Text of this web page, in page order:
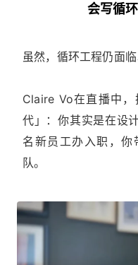
会写循
虽然，循环工程仍面
Claire Vo在直播中
代」：你其实是在设
名新员工办入职，你
队。